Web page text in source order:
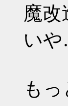
魔改
い
も